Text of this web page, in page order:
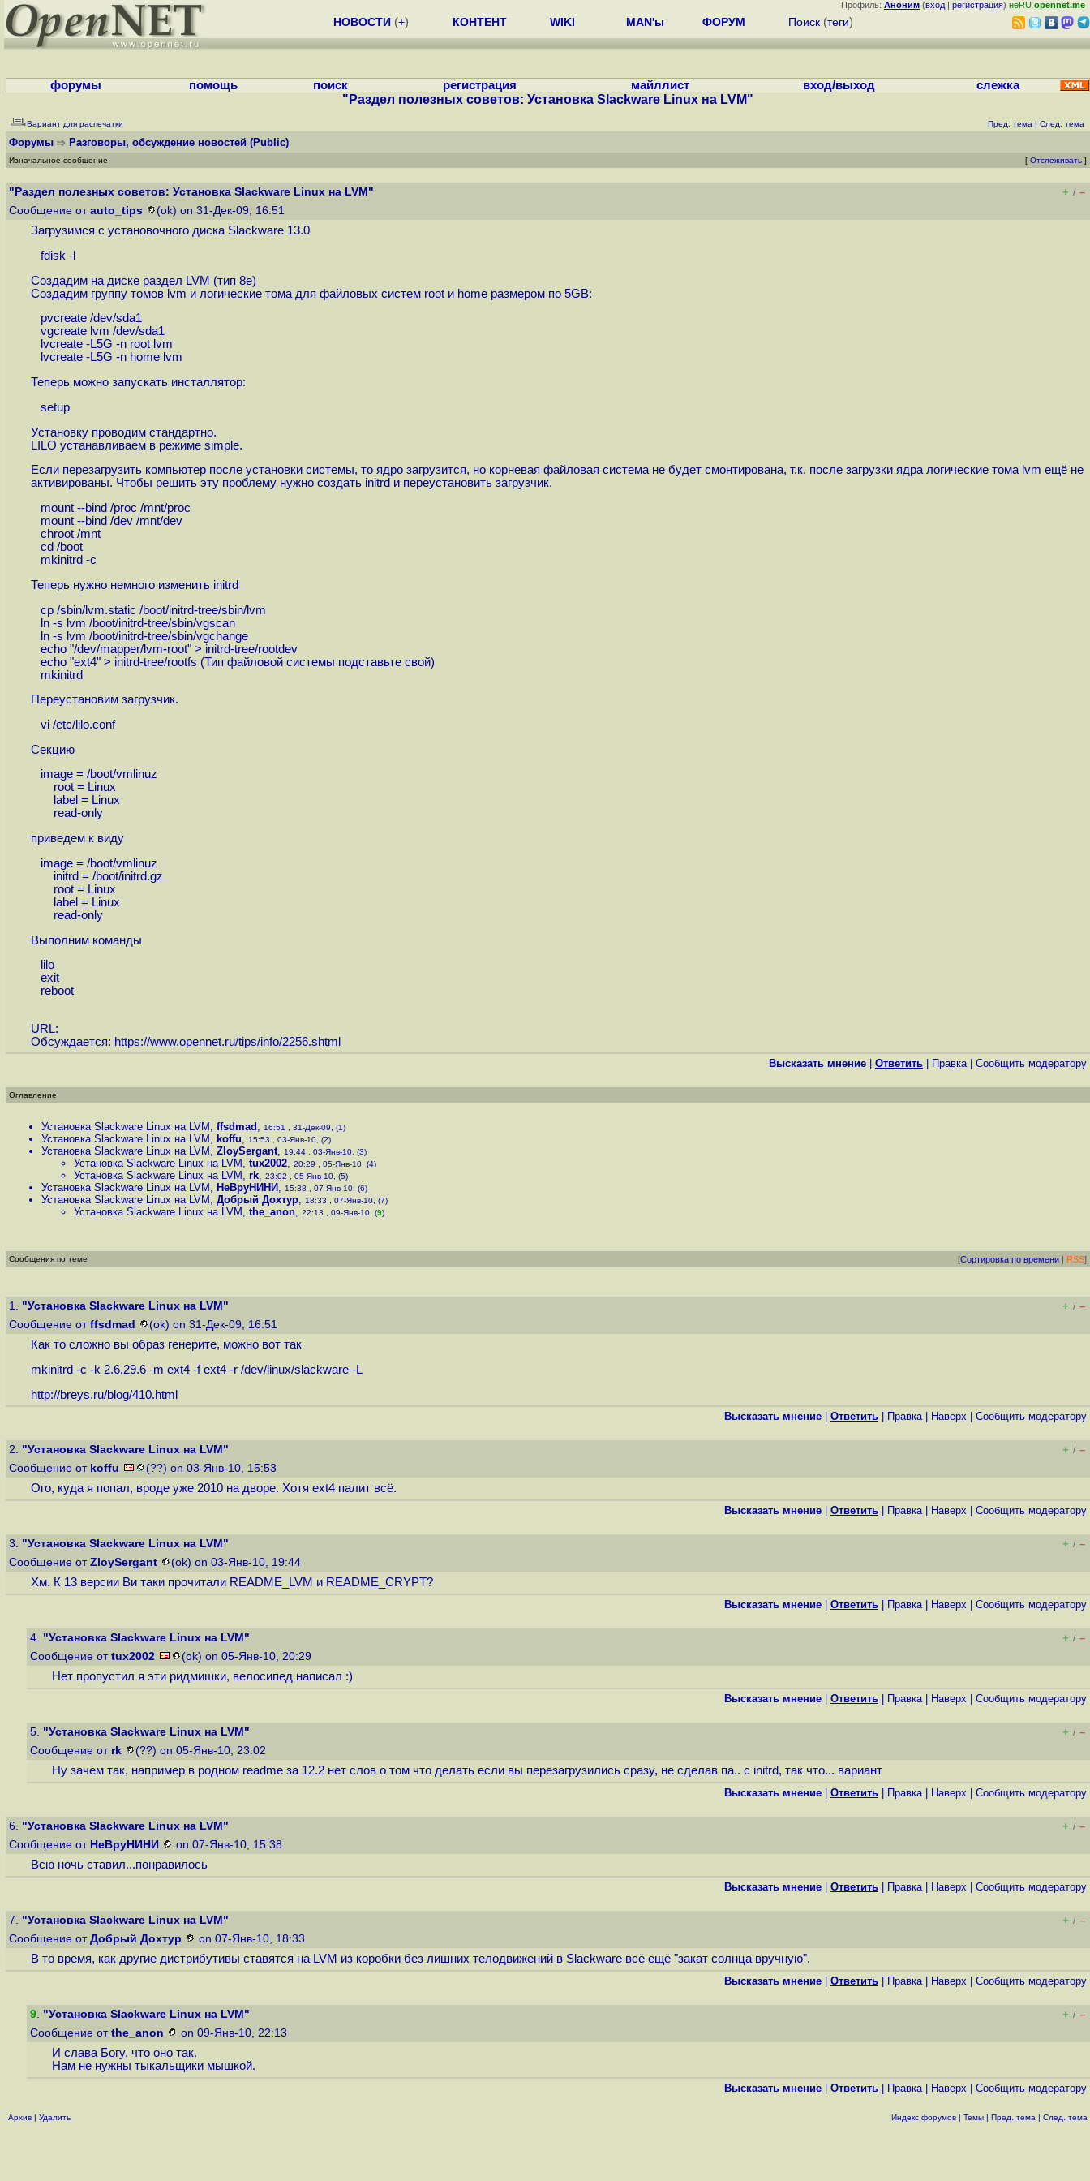
Профиль: Аноним (вход | регистрация) неRU opennet.me
НОВОСТИ (+) КОНТЕНТ WIKI MAN'ы ФОРУМ Поиск (теги)
форумы помощь поиск регистрация майллист вход/выход слежка
"Раздел полезных советов: Установка Slackware Linux на LVM"
Вариант для распечатки Пред. тема | След. тема
Форумы Разговоры, обсуждение новостей (Public)
Изначальное сообщение [ Отслеживать ]
"Раздел полезных советов: Установка Slackware Linux на LVM" + / –
Сообщение от auto_tips (ok) on 31-Дек-09, 16:51
Загрузимся с установочного диска Slackware 13.0
fdisk -l
Создадим на диске раздел LVM (тип 8e)
Создадим группу томов lvm и логические тома для файловых систем root и home размером по 5GB:
pvcreate /dev/sda1
vgcreate lvm /dev/sda1
lvcreate -L5G -n root lvm
lvcreate -L5G -n home lvm
Теперь можно запускать инсталлятор:
setup
Установку проводим стандартно.
LILO устанавливаем в режиме simple.
Если перезагрузить компьютер после установки системы, то ядро загрузится, но корневая файловая система не будет смонтирована, т.к. после загрузки ядра логические тома lvm ещё не
активированы. Чтобы решить эту проблему нужно создать initrd и переустановить загрузчик.
mount --bind /proc /mnt/proc
mount --bind /dev /mnt/dev
chroot /mnt
cd /boot
mkinitrd -c
Теперь нужно немного изменить initrd
cp /sbin/lvm.static /boot/initrd-tree/sbin/lvm
ln -s lvm /boot/initrd-tree/sbin/vgscan
ln -s lvm /boot/initrd-tree/sbin/vgchange
echo "/dev/mapper/lvm-root" > initrd-tree/rootdev
echo "ext4" > initrd-tree/rootfs (Тип файловой системы подставьте свой)
mkinitrd
Переустановим загрузчик.
vi /etc/lilo.conf
Секцию
image = /boot/vmlinuz
root = Linux
label = Linux
read-only
приведем к виду
image = /boot/vmlinuz
initrd = /boot/initrd.gz
root = Linux
label = Linux
read-only
Выполним команды
lilo
exit
reboot
URL:
Обсуждается: https://www.opennet.ru/tips/info/2256.shtml
Высказать мнение Ответить Правка| Cообщить модератору
Оглавление
Установка Slackware Linux на LVM , ffsdmad , 16:51 , 31-Дек-09, (1)
Установка Slackware Linux на LVM , koffu, 15:53 , 03-Янв-10, (2)
Установка Slackware Linux на LVM , ZloySergant, 19:44 , 03-Янв-10, (3)
Установка Slackware Linux на LVM , tux2002, 20:29 , 05-Янв-10, (4)
Установка Slackware Linux на LVM , rk, 23:02 , 05-Янв-10, (5)
Установка Slackware Linux на LVM , НеВруНИНИ , 15:38 , 07-Янв-10, (6)
Установка Slackware Linux на LVM , Добрый Дохтур, 18:33 , 07-Янв-10, (7)
Установка Slackware Linux на LVM , the_anon, 22:13 , 09-Янв-10, (9)
Сообщения по теме [Сортировка по времени | RSS]
1. "Установка Slackware Linux на LVM" + / –
Сообщение от ffsdmad (ok) on 31-Дек-09, 16:51
Как то сложно вы образ генерите, можно вот так
mkinitrd -c -k 2.6.29.6 -m ext4 -f ext4 -r /dev/linux/slackware -L
http://breys.ru/blog/410.html
Высказать мнение Ответить Правка| Наверх Cообщить модератору
2. "Установка Slackware Linux на LVM" + / –
Сообщение от koffu (??) on 03-Янв-10, 15:53
Ого, куда я попал, вроде уже 2010 на дворе. Хотя ext4 палит всё.
Высказать мнение Ответить Правка| Наверх Cообщить модератору
3. "Установка Slackware Linux на LVM" + / –
Сообщение от ZloySergant (ok) on 03-Янв-10, 19:44
Хм. К 13 версии Ви таки прочитали README_LVM и README_CRYPT?
Высказать мнение Ответить Правка| Наверх Cообщить модератору
4. "Установка Slackware Linux на LVM" + / –
Сообщение от tux2002 (ok) on 05-Янв-10, 20:29
Нет пропустил я эти ридмишки, велосипед написал :)
Высказать мнение Ответить Правка| Наверх Cообщить модератору
5. "Установка Slackware Linux на LVM" + / –
Сообщение от rk (??) on 05-Янв-10, 23:02
Ну зачем так, например в родном readme за 12.2 нет слов о том что делать если вы перезагрузились сразу, не сделав па.. с initrd, так что... вариант
Высказать мнение Ответить Правка| Наверх Cообщить модератору
6. "Установка Slackware Linux на LVM" + / –
Сообщение от НеВруНИНИ on 07-Янв-10, 15:38
Всю ночь ставил...понравилось
Высказать мнение Ответить Правка| Наверх Cообщить модератору
7. "Установка Slackware Linux на LVM" + / –
Сообщение от Добрый Дохтур on 07-Янв-10, 18:33
В то время, как другие дистрибутивы ставятся на LVM из коробки без лишних телодвижений в Slackware всё ещё "закат солнца вручную".
Высказать мнение Ответить Правка| Наверх Cообщить модератору
9. "Установка Slackware Linux на LVM" + / –
Сообщение от the_anon on 09-Янв-10, 22:13
И слава Богу, что оно так.
Нам не нужны тыкальщики мышкой.
Высказать мнение Ответить Правка| Наверх Cообщить модератору
Архив | Удалить Индекс форумов | Темы | Пред. тема | След. тема